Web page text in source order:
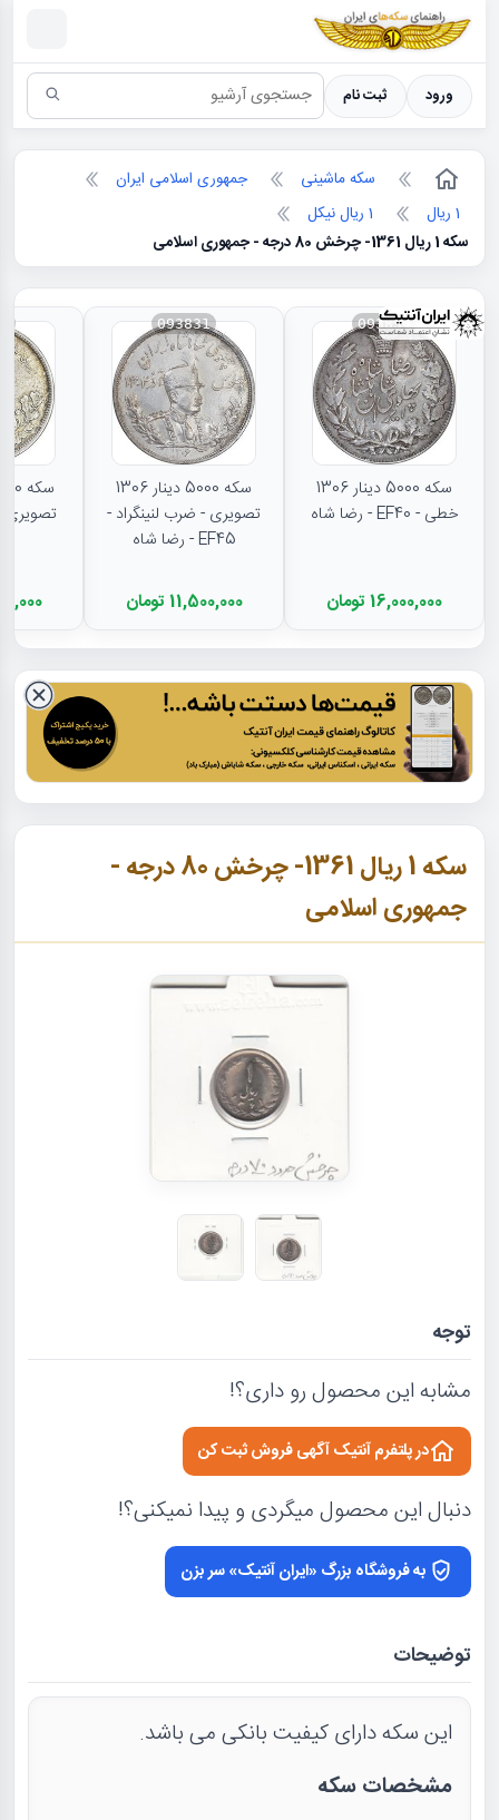
سکه ها ؛ راهنمای سکه شناسی
ورود ثبت نام
سکه ماشینی
جمهوری اسلامی ایران
1 ریال
1 ریال نیکل
سکه 1 ریال 1361- چرخش 80 درجه - جمهوری اسلامی
093834
سکه 5000 دینار 1306
خطی - EF40 - رضا شاه
16,000,000 تومان
093831
سکه 5000 دینار 1306
تصویری - ضرب لنینگراد -
EF45 - رضا شاه
11,500,000 تومان
سکه 1 ریال 1361- چرخش 80 درجه -
جمهوری اسلامی
توجه
مشابه این محصول رو داری؟!
در پلتفرم آنتیک آگهی فروش ثبت کن
دنبال این محصول میگردی و پیدا نمیکنی؟!
به فروشگاه بزرگ «ایران آنتیک» سر بزن
توضیحات
این سکه دارای کیفیت بانکی می باشد.
مشخصات سکه